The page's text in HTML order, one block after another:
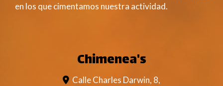
en los que cimentamos nuestra actividad.
Chimenea's
Calle Charles Darwin, 8,